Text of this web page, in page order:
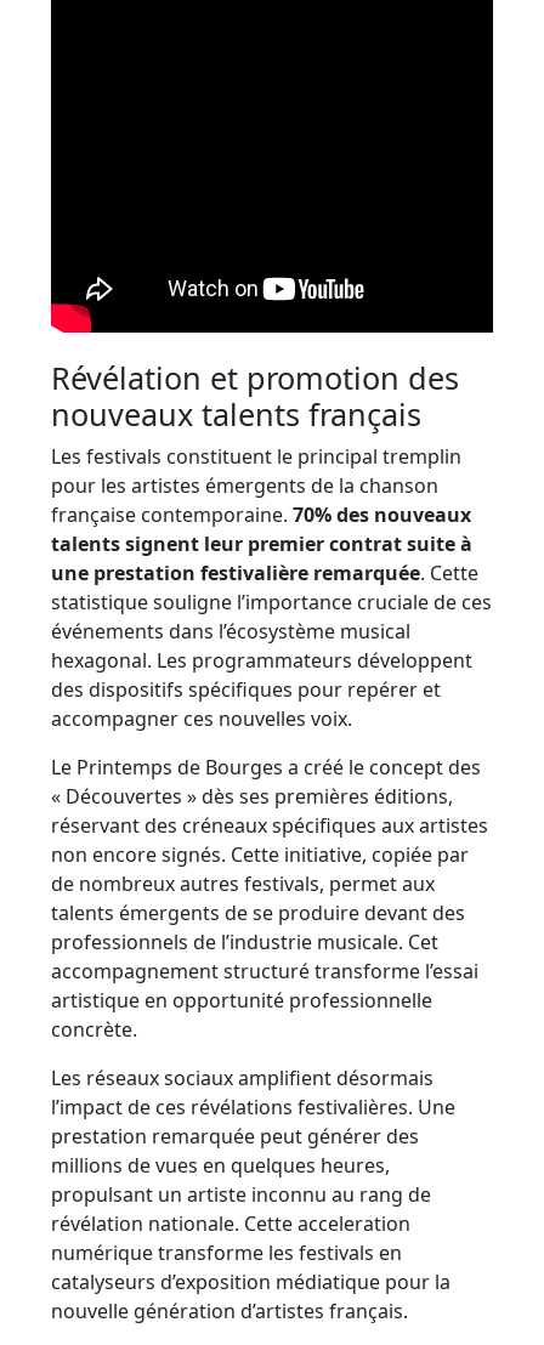
Révélation et promotion des
nouveaux talents français
Les festivals constituent le principal tremplin
pour les artistes émergents de la chanson
française contemporaine. 70% des nouveaux
talents signent leur premier contrat suite à
une prestation festivalière remarquée. Cette
statistique souligne l’importance cruciale de ces
événements dans l’écosystème musical
hexagonal. Les programmateurs développent
des dispositifs spécifiques pour repérer et
accompagner ces nouvelles voix.
Le Printemps de Bourges a créé le concept des
« Découvertes » dès ses premières éditions,
réservant des créneaux spécifiques aux artistes
non encore signés. Cette initiative, copiée par
de nombreux autres festivals, permet aux
talents émergents de se produire devant des
professionnels de l’industrie musicale. Cet
accompagnement structuré transforme l’essai
artistique en opportunité professionnelle
concrète.
Les réseaux sociaux amplifient désormais
l’impact de ces révélations festivalières. Une
prestation remarquée peut générer des
millions de vues en quelques heures,
propulsant un artiste inconnu au rang de
révélation nationale. Cette acceleration
numérique transforme les festivals en
catalyseurs d’exposition médiatique pour la
nouvelle génération d’artistes français.